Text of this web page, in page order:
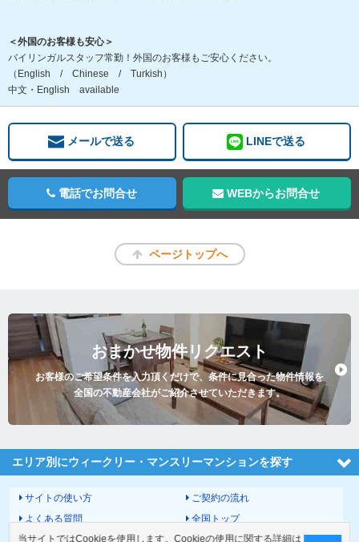
＜外国のお客様も安心＞
バイリンガルスタッフ常勤！外国のお客様もご安心ください。
（English / Chinese / Turkish）
中文・English available
メールで送る LINEで送る
電話でお問合せ WEBからお問合せ
ページトップへ
おまかせ物件リクエスト
お客様のご希望条件を入力頂くだけで、条件に見合った物件情報を
全国の不動産会社がご紹介させていただきます。
エリア別にウィークリー・マンスリーマンションを探す
サイトの使い方
ご契約の流れ
よくある質問
全国トップ
サイトマップ
運営会社
当サイトではCookieを使用します。Cookieの使用に関する詳細は